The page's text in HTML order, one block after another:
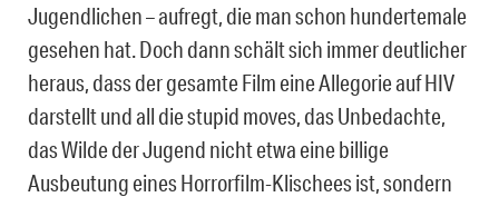
Jugendlichen – aufregt, die man schon hundertemale
gesehen hat. Doch dann schält sich immer deutlicher
heraus, dass der gesamte Film eine Allegorie auf HIV
darstellt und all die stupid moves, das Unbedachte,
das Wilde der Jugend nicht etwa eine billige
Ausbeutung eines Horrorfilm-Klischees ist, sondern